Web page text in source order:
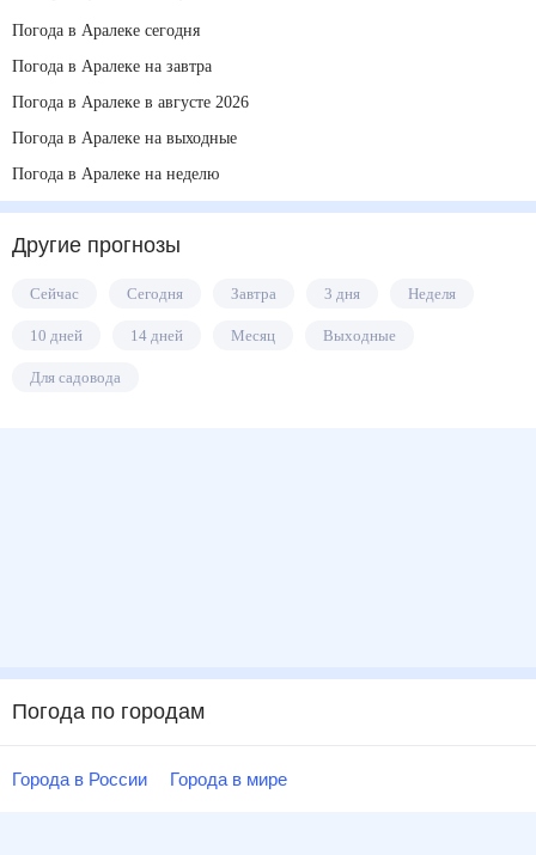
Погода в Аралеке сегодня
Погода в Аралеке на завтра
Погода в Аралеке в августе 2026
Погода в Аралеке на выходные
Погода в Аралеке на неделю
Другие прогнозы
Сейчас Сегодня Завтра 3 дня Неделя
10 дней 14 дней Месяц Выходные
Для садовода
Погода по городам
Города в России Города в мире